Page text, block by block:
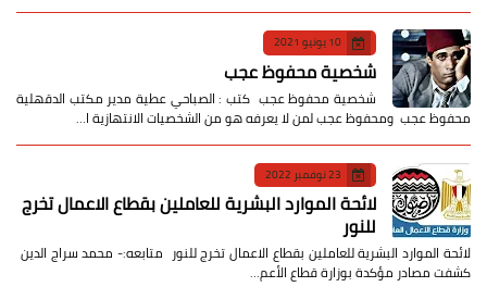
10 يونيو 2021
شخصية محفوظ عجب
شخصية محفوظ عجب كتب : الصباحي عطية مدير مكتب الدقهلية
محفوظ عجب ومحفوظ عجب لمن لا يعرفه هو من الشخصيات الانتهازية ا…
23 نوفمبر 2022
لائحة الموارد البشرية للعاملين بقطاع الاعمال تخرج
للنور
لائحة الموارد البشرية للعاملين بقطاع الاعمال تخرج للنور متابعه:- محمد سراج الدين
كشفت مصادر مؤكدة بوزارة قطاع الأعم…